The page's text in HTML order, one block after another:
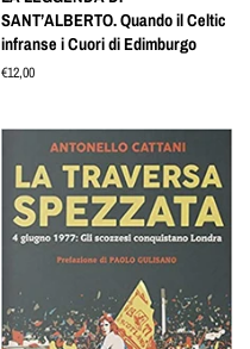
SANT’ALBERTO. Quando il Celtic
infranse i Cuori di Edimburgo
Prezzo
€12,00